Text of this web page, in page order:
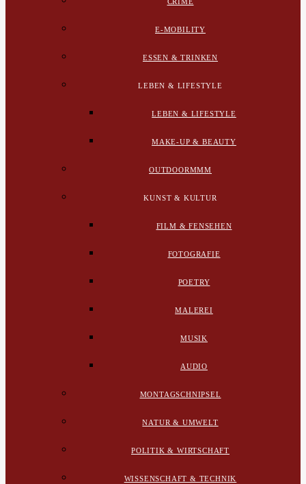
E-MOBILITY
ESSEN & TRINKEN
LEBEN & LIFESTYLE
LEBEN & LIFESTYLE
MAKE-UP & BEAUTY
OUTDOORMMM
KUNST & KULTUR
FILM & FENSEHEN
FOTOGRAFIE
POETRY
MALEREI
MUSIK
AUDIO
MONTAGSCHNIPSEL
NATUR & UMWELT
POLITIK & WIRTSCHAFT
WISSENSCHAFT & TECHNIK